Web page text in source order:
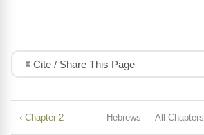
Cite / Share This Page
‹ Chapter 2 Hebrews — All Chapters